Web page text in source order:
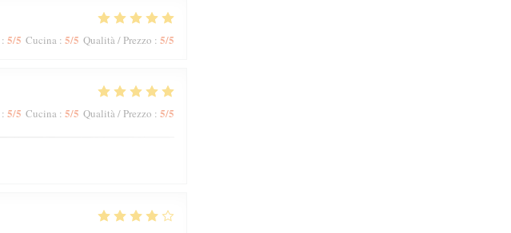
: 5/5 Cucina : 5/5 Qualità / Prezzo : 5/5
: 5/5 Cucina : 5/5 Qualità / Prezzo : 5/5